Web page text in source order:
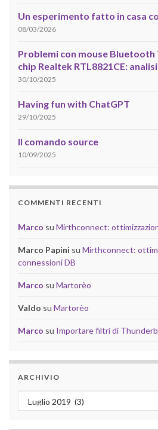
Un esperimento fatto in casa
08/03/2026
Problemi con mouse Bluetooth
chip Realtek RTL8821CE:
30/10/2025
Having fun with ChatGPT
29/10/2025
Il comando source
10/09/2025
COMMENTI RECENTI
Marco su Mirthconnect:
Marco Papini su Mirthconnect:
connessioni DB
Marco su Martorèo
Valdo su Martorèo
Marco su Importare filtri di
ARCHIVIO
Archivio